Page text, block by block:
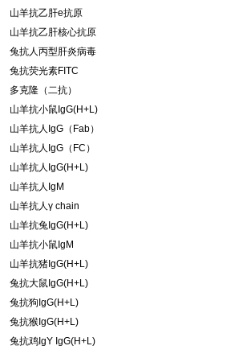
山羊抗乙肝e抗原
山羊抗乙肝核心抗原
兔抗人丙型肝炎病毒
兔抗荧光素FITC
多克隆（二抗）
山羊抗小鼠IgG(H+L)
山羊抗人IgG（Fab）
山羊抗人IgG（FC）
山羊抗人IgG(H+L)
山羊抗人IgM
山羊抗人γ chain
山羊抗兔IgG(H+L)
山羊抗小鼠IgM
山羊抗猪IgG(H+L)
兔抗大鼠IgG(H+L)
兔抗狗IgG(H+L)
兔抗猴IgG(H+L)
兔抗鸡IgY IgG(H+L)